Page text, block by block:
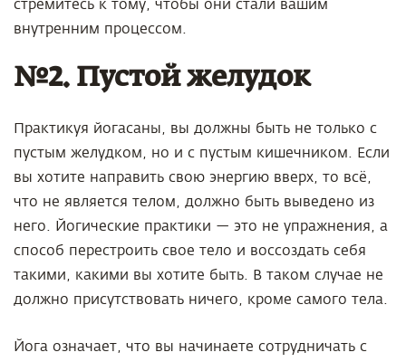
стремитесь к тому, чтобы они стали вашим
внутренним процессом.
№2. Пустой желудок
Практикуя йогасаны, вы должны быть не только с
пустым желудком, но и с пустым кишечником. Если
вы хотите направить свою энергию вверх, то всё,
что не является телом, должно быть выведено из
него. Йогические практики — это не упражнения, а
способ перестроить свое тело и воссоздать себя
такими, какими вы хотите быть. В таком случае не
должно присутствовать ничего, кроме самого тела.
Йога означает, что вы начинаете сотрудничать с